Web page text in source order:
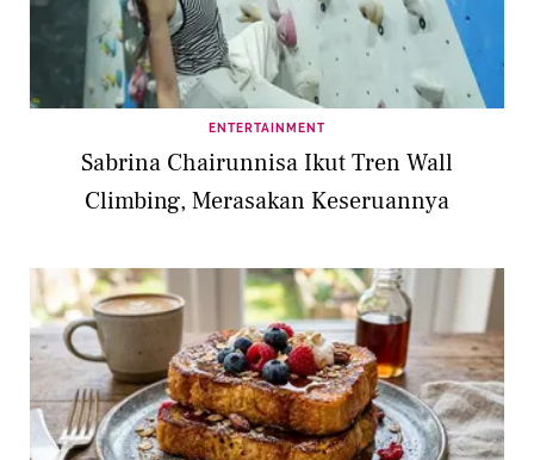
ENTERTAINMENT
Sabrina Chairunnisa Ikut Tren Wall
Climbing, Merasakan Keseruannya